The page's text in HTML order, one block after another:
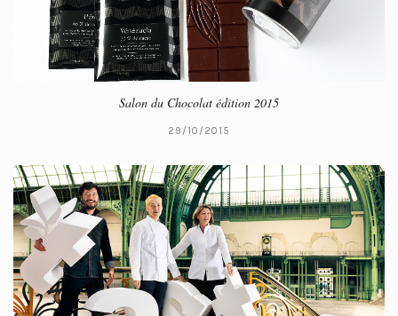
Salon du Chocolat édition 2015
29/10/2015